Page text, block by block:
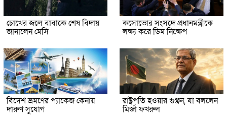
চোখের জলে বাবাকে শেষ বিদায়
জানালেন মেসি
কসোভোর সংসদে প্রধানমন্ত্রীকে
লক্ষ্য করে ডিম নিক্ষেপ
বিদেশ ভ্রমণের প্যাকেজ কেনায়
দারুণ সুযোগ
রাষ্ট্রপতি হওয়ার গুঞ্জন, যা বললেন
মির্জা ফখরুল